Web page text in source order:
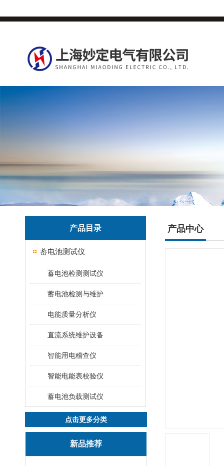
产品目录
蓄电池测试仪
蓄电池检测测试仪
蓄电池检测与维护
电能质量分析仪
直流系统维护设备
智能用电稽查仪
智能电能表校验仪
蓄电池负载测试仪
点击更多分类
新品推荐
产品中心